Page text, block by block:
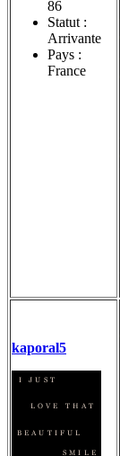
86
Statut :
Arrivante
Pays :
France
kaporal5